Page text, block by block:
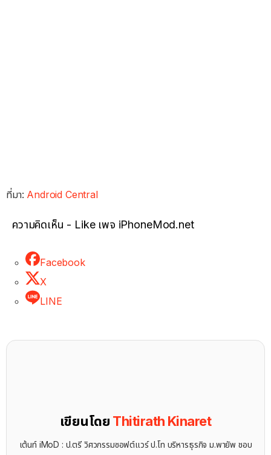
ที่มา: Android Central
ความคิดเห็น - Like เพจ iPhoneMod.net
Facebook
X
LINE
เขียนโดย Thitirath Kinaret
เต้นท์ iMoD : ป.ตรี วิศวกรรมซอฟต์แวร์ ป.โท บริหารธุรกิจ ม.พายัพ ชอบ